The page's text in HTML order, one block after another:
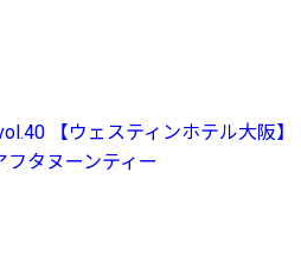
【ウェスティンホテル大阪】
タヌーンティー